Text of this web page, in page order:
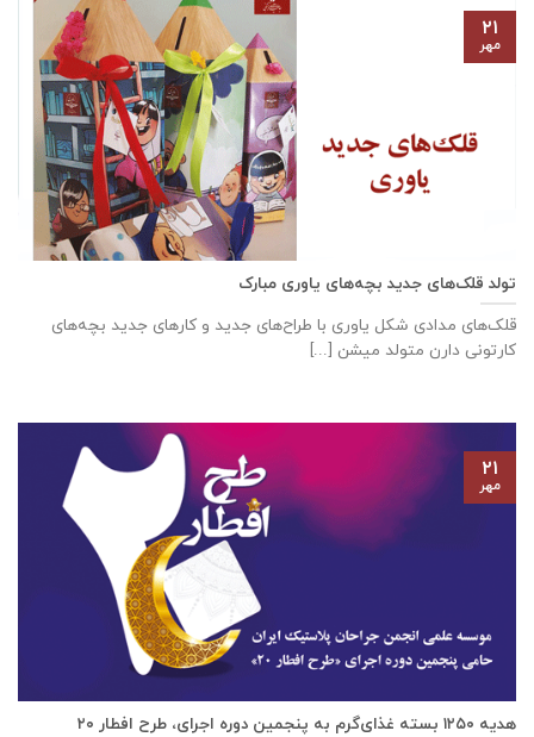
تولد قلک‌های جدید بچه‌های یاوری مبارک
قلک‌های مدادی شکل یاوری با طراح‌های جدید و کارهای جدید بچه‌های
کارتونی دارن متولد میشن [...]
۲۱
مهر
هدیه ۱۲۵۰ بسته غذای‌گرم به پنجمین دوره اجرای، طرح افطار ۲۰
۲۱
مهر